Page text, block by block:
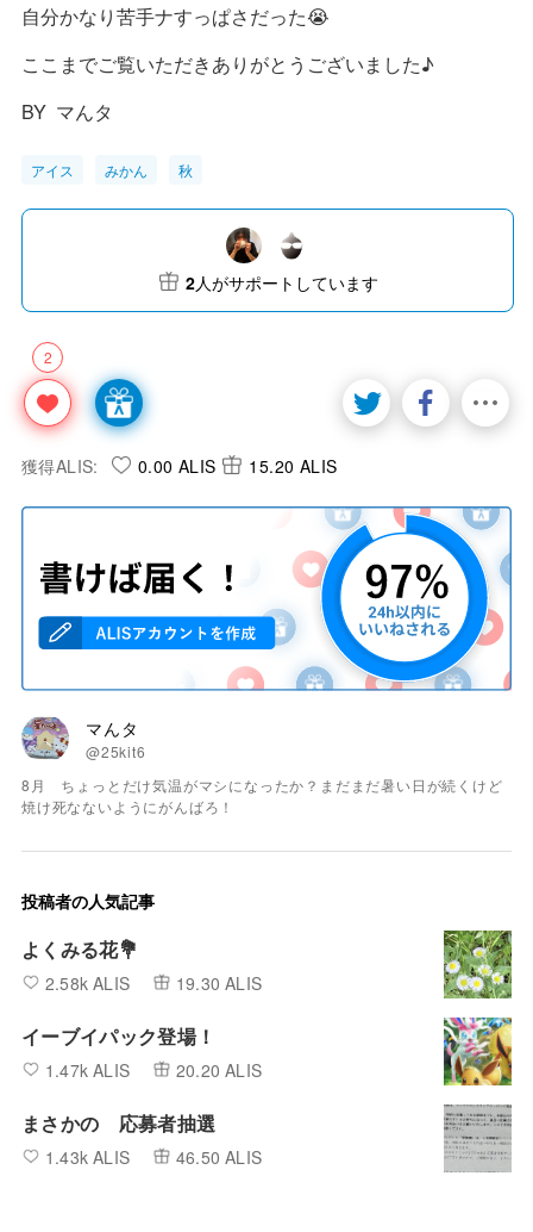
自分かなり苦手ナすっぱさだった😭
ここまでご覧いただきありがとうございました♪
BY マんタ
アイス みかん 秋
2
2人がサポートしています
獲得ALIS: 0.00 ALIS 15.20 ALIS
マんタ
@25kit6
8月 ちょっとだけ気温がマシになったか？まだまだ暑い日が続くけど
焼け死なないようにがんばろ！
投稿者の人気記事
よくみる花💐
2.58k ALIS 19.30 ALIS
イーブイパック登場！
1.47k ALIS 20.20 ALIS
まさかの 応募者抽選
1.43k ALIS 46.50 ALIS